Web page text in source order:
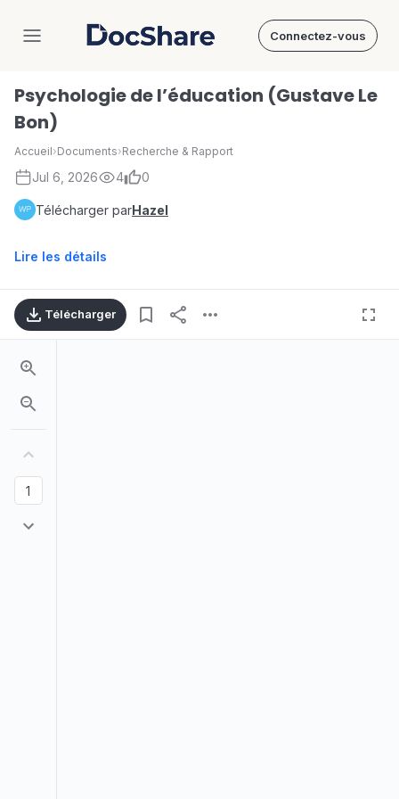
DocShare Connectez-vous
Psychologie de l’éducation (Gustave Le
Bon)
Accueil›Documents›Recherche & Rapport
Jul 6, 2026 4 0
Télécharger parHazel
Lire les détails
Télécharger